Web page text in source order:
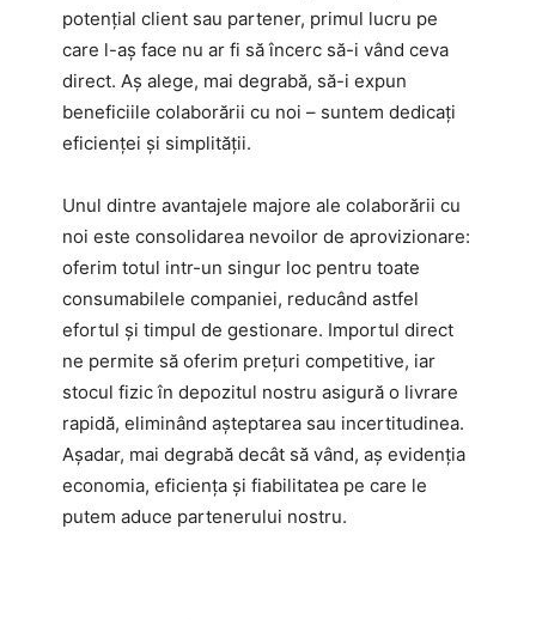
potențial client sau partener, primul lucru pe
care l-aș face nu ar fi să încerc să-i vând ceva
direct. Aș alege, mai degrabă, să-i expun
beneficiile colaborării cu noi – suntem dedicați
eficienței și simplității.
Unul dintre avantajele majore ale colaborării cu
noi este consolidarea nevoilor de aprovizionare:
oferim totul intr-un singur loc pentru toate
consumabilele companiei, reducând astfel
efortul și timpul de gestionare. Importul direct
ne permite să oferim prețuri competitive, iar
stocul fizic în depozitul nostru asigură o livrare
rapidă, eliminând așteptarea sau incertitudinea.
Așadar, mai degrabă decât să vând, aș evidenția
economia, eficiența și fiabilitatea pe care le
putem aduce partenerului nostru.